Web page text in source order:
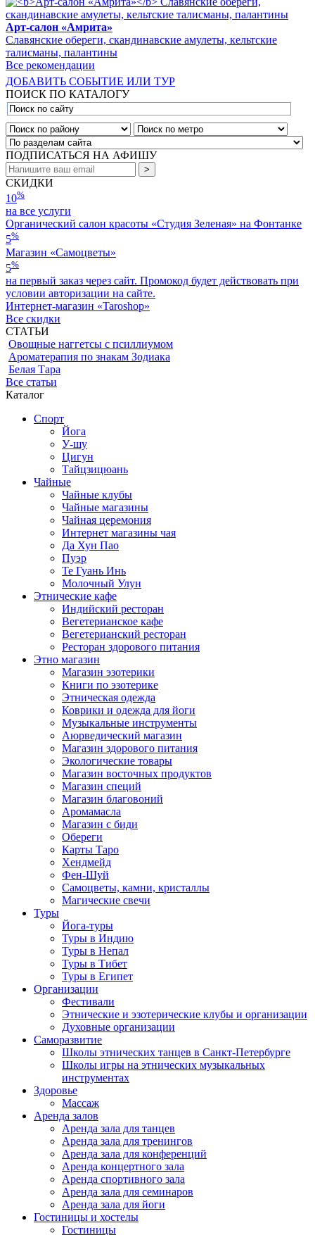
Арт-салон «Амрита»
Славянские обереги, скандинавские амулеты, кельтские
талисманы, палантины
Все рекомендации
ДОБАВИТЬ СОБЫТИЕ ИЛИ ТУР
ПОИСК ПО КАТАЛОГУ
ПОДПИСАТЬСЯ НА АФИШУ
СКИДКИ
10%
на все услуги
Органический салон красоты «Студия Зеленая» на Фонтанке
5%
Магазин «Самоцветы»
5%
на первый заказ через сайт. Промокод будет действовать при
условии авторизации на сайте.
Интернет-магазин «Taroshop»
Все скидки
СТАТЬИ
Овощные наггетсы с псиллиумом
Ароматерапия по знакам Зодиака
Белая Тара
Все статьи
Каталог
Спорт
Йога
У-шу
Цигун
Тайцзицюань
Чайные
Чайные клубы
Чайные магазины
Чайная церемония
Интернет магазины чая
Да Хун Пао
Пуэр
Те Гуань Инь
Молочный Улун
Этнические кафе
Индийский ресторан
Вегетерианское кафе
Вегетерианский ресторан
Ресторан здорового питания
Этно магазин
Магазин эзотерики
Книги по эзотерике
Этническая одежда
Коврики и одежда для йоги
Музыкальные инструменты
Аюрведический магазин
Магазин здорового питания
Экологические товары
Магазин восточных продуктов
Магазин специй
Магазин благовоний
Аромамасла
Магазин с биди
Обереги
Карты Таро
Хендмейд
Фен-Шуй
Самоцветы, камни, кристаллы
Магические свечи
Туры
Йога-туры
Туры в Индию
Туры в Непал
Туры в Тибет
Туры в Египет
Организации
Фестивали
Этнические и эзотерические клубы и организации
Духовные организации
Саморазвитие
Школы этнических танцев в Санкт-Петербурге
Школы игры на этнических музыкальных
инструментах
Здоровье
Массаж
Аренда залов
Аренда зала для танцев
Аренда зала для тренингов
Аренда зала для конференций
Аренда концертного зала
Аренда спортивного зала
Аренда зала для семинаров
Аренда зала для йоги
Гостиницы и хостелы
Гостиницы